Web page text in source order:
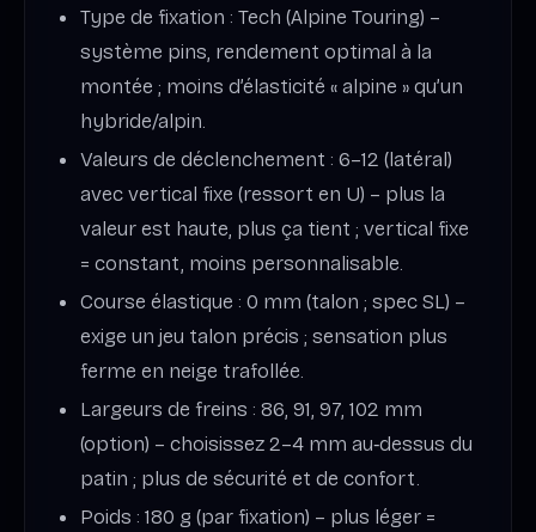
Type de fixation : Tech (Alpine Touring) –
système pins, rendement optimal à la
montée ; moins d’élasticité « alpine » qu’un
hybride/alpin.
Valeurs de déclenchement : 6–12 (latéral)
avec vertical fixe (ressort en U) – plus la
valeur est haute, plus ça tient ; vertical fixe
= constant, moins personnalisable.
Course élastique : 0 mm (talon ; spec SL) –
exige un jeu talon précis ; sensation plus
ferme en neige trafollée.
Largeurs de freins : 86, 91, 97, 102 mm
(option) – choisissez 2–4 mm au‑dessus du
patin ; plus de sécurité et de confort.
Poids : 180 g (par fixation) – plus léger =